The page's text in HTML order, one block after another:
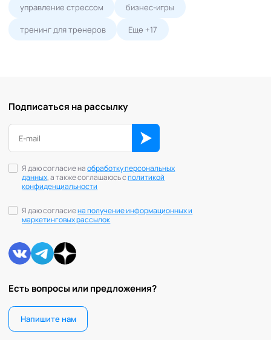
управление стрессом бизнес-игры
тренинг для тренеров Еще +17
Есть вопросы или предложения?
Напишите нам
Подписаться на рассылку
Я даю согласие наобработку персональных
данных, а также соглашаюсь сполитикой
конфиденциальности
Я даю согласиена получение информационных и
маркетинговых рассылок